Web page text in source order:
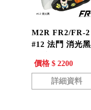
M2R FR2/FR-2
#12 法鬥 消光黑
價格 $ 2200
詳細資料